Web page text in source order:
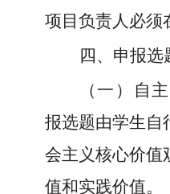
项目负责人必须
四、申报选
（一）
自
报选题由学生自
会主义核心价值
值和实践价值。